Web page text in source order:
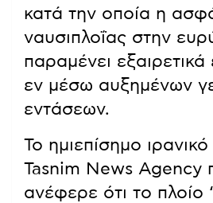
κατά την οποία η
ναυσιπλοΐας στην
παραμένει
εν μέσω αυξημένων
εντάσεων.
Το ημιεπίσημο
Tasnim News Agency
ανέφερε ότι το πλοίο